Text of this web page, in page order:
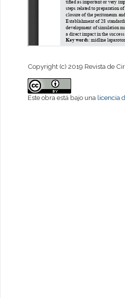
Copyright (c) 2019 Revista de
Este obra está bajo una licencia